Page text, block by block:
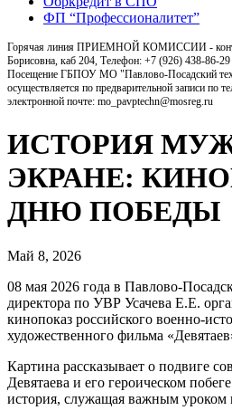
ФП “Профессионалитет”
Горячая линия ПРИЕМНОЙ КОМИССИИ -
Борисовна, каб 204, Телефон: +7 (926) 438-86-
Посещение ГБПОУ МО "Павлово-Посадский
осуществляется по предварительной записи по
электронной почте: mo_pavptechn@mosreg.ru
ИСТОРИЯ
ЭКРАНЕ:
ДНЮ ПОБЕДЫ
Май 8, 2026
08 мая 2026 года в
директора по УВР Усачева Е.Е.
кинопоказ российского
художественного фильма
Картина рассказывает о подвиге
Девятаева и его героическом
история, служащая важным уроком